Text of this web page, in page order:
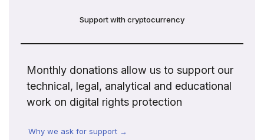
Support with cryptocurrency
Monthly donations allow us to support our
technical, legal, analytical and educational
work on digital rights protection
Why we ask for support →